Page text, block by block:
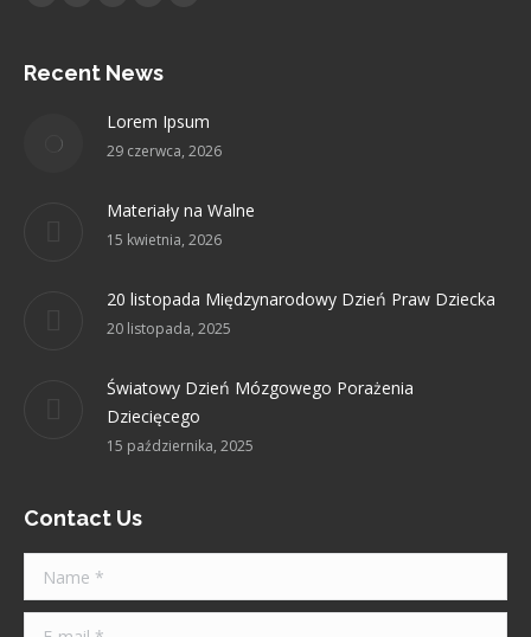
opensopens
new
window
opens
new
window
opens
new
window
new
window
Recent News
Lorem Ipsum
29 czerwca, 2026
Materiały na Walne
15 kwietnia, 2026
20 listopada Międzynarodowy Dzień Praw Dziecka
20 listopada, 2025
Światowy Dzień Mózgowego Porażenia
Dziecięcego
15 października, 2025
Contact Us
Name *
E-mail *